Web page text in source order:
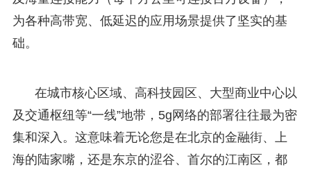
为各种高带宽、低延迟的应用场景提供了坚实的基
础。
在城市核心区域、高科技园区、大型商业中心以
及交通枢纽等“一线”地带，5g网络的部署往往最为密
集和深入。这意味着无论您是在北京的金融街、上
海的陆家嘴，还是东京的涩谷、首尔的江南区，都